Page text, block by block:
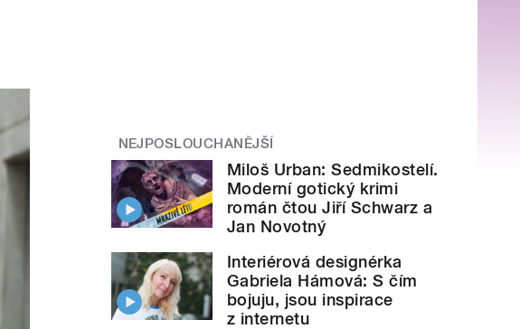
NEJPOSLOUCHANĚJŠÍ
Miloš Urban: Sedmikostelí.
Moderní gotický krimi
román čtou Jiří Schwarz a
Jan Novotný
Interiérová designérka
Gabriela Hámová: S čím
bojuju, jsou inspirace
z internetu